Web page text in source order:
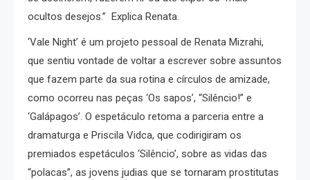
ocultos desejos.” Explica Renata.
‘Vale Night’ é um projeto pessoal de Renata Mizrahi,
que sentiu vontade de voltar a escrever sobre assuntos
que fazem parte da sua rotina e círculos de amizade,
como ocorreu nas peças ‘Os sapos’, “Silêncio!” e
‘Galápagos’. O espetáculo retoma a parceria entre a
dramaturga e Priscila Vidca, que codirigiram os
premiados espetáculos ‘Silêncio’, sobre as vidas das
“polacas”, as jovens judias que se tornaram prostitutas